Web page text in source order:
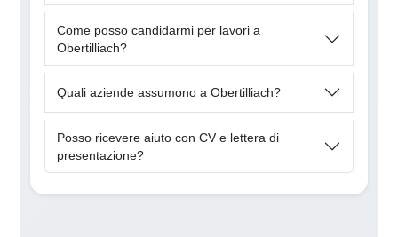
Come posso candidarmi per lavori a
Obertilliach?
Quali aziende assumono a Obertilliach?
Posso ricevere aiuto con CV e lettera di
presentazione?